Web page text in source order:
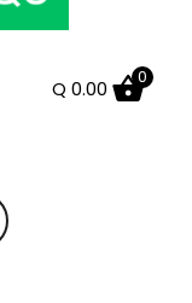
Q 0.00 0